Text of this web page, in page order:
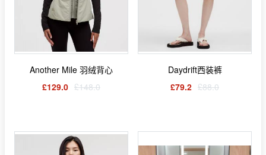
Another Mile 羽绒背心
£129.0 £148.0
Daydrift西装裤
£79.2 £88.0